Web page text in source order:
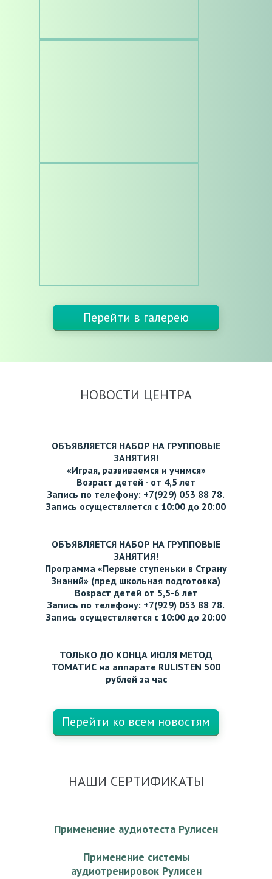
Перейти в галерею
НОВОСТИ ЦЕНТРА
ОБЪЯВЛЯЕТСЯ НАБОР НА ГРУППОВЫЕ
ЗАНЯТИЯ!
«Играя, развиваемся и учимся»
Возраст детей - от 4,5 лет
Запись по телефону: +7(929) 053 88 78.
Запись осуществляется с 10:00 до 20:00
ОБЪЯВЛЯЕТСЯ НАБОР НА ГРУППОВЫЕ
ЗАНЯТИЯ!
Программа «Первые ступеньки в Страну
Знаний» (пред школьная подготовка)
Возраст детей от 5,5-6 лет
Запись по телефону: +7(929) 053 88 78.
Запись осуществляется с 10:00 до 20:00
ТОЛЬКО ДО КОНЦА ИЮЛЯ МЕТОД
ТОМАТИС на аппарате RULISTEN 500
рублей за час
Перейти ко всем новостям
НАШИ СЕРТИФИКАТЫ
Применение аудиотеста Рулисен
Применение системы
аудиотренировок Рулисен